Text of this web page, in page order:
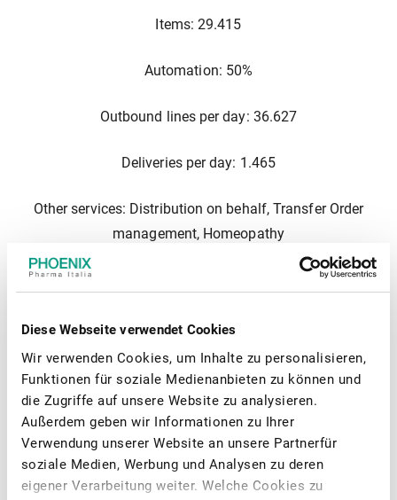
Diese Webseite verwendet Cookies
Wir verwenden Cookies, um Inhalte zu personalisieren,
Funktionen für soziale Medienanbieten zu können und
die Zugriffe auf unsere Website zu analysieren.
Außerdem geben wir Informationen zu Ihrer
Verwendung unserer Website an unsere Partnerfür
soziale Medien, Werbung und Analysen zu deren
eigener Verarbeitung weiter. Welche Cookies zu
Items: 29.415
Automation: 50%
Outbound lines per day: 36.627
Deliveries per day: 1.465
Other services: Distribution on behalf, Transfer Order
management, Homeopathy
Opening times
Monday: 06:00 - 00:30
Tuesday - Friday: 07:00 - 00:15
Saturday: 08:00 - 21:30